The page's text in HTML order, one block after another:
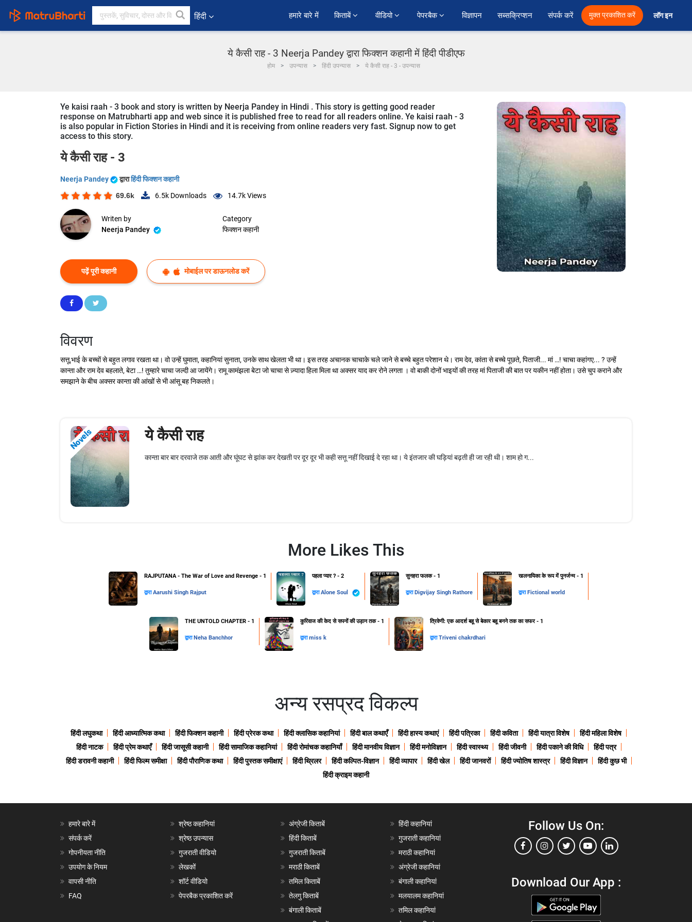
हिंदी हमारे बारे में किताबें वीडियो पेपरबैक विज्ञापन सब्सक्रिप्शन संपर्क करें मुक्त प्रकाशित करें लॉग इन
ये कैसी राह - 3 Neerja Pandey द्वारा फिक्शन कहानी में हिंदी पीडीएफ
होम उपन्यास हिंदी उपन्यास ये कैसी राह - 3 - उपन्यास
Ye kaisi raah - 3 book and story is written by Neerja Pandey in Hindi . This story is getting good reader
response on Matrubharti app and web since it is published free to read for all readers online. Ye kaisi raah - 3
is also popular in Fiction Stories in Hindi and it is receiving from online readers very fast. Signup now to get
access to this story.
ये कैसी राह - 3
Neerja Pandey द्वाराहिंदी फिक्शन कहानी
69.6k 6.5k Downloads 14.7kViews
Writen by
Neerja Pandey
Category
फिक्शन कहानी
पढ़ें पूरी कहानी मोबाईल पर डाऊनलोड करें
विवरण
सत्तू,भाई के बच्चों से बहुत लगाव रखता था। वो उन्हें घुमाता, कहानियां सुनाता, उनके साथ खेलता भी था। इस तरह अचानक चाचाके चले जाने से बच्चे बहुत परेशान थे। राम देव, कांता से बच्चे पूछते, पिताजी... मां …! चाचा कहांगए... ? उन्हें
कान्ता और राम देव बहलाते, बेटा …! तुम्हारे चाचा जल्दी आ जायेंगे। रामू कामंझला बेटा जो चाचा से ज़्यादा हिला मिला था अक्सर याद कर रोने लगता । वो बाकी दोनों भाइयों की तरह मां पिताजी की बात पर यकीन नहीं होता। उसे चुप कराने और
समझाने के बीच अक्सर कान्ता की आंखों से भी आंसू बह निकलते।
Novels ये कैसी राह
कान्ता बार बार दरवाजे तक आती और घूंघट से झांक कर देखती पर दूर दूर भी कही सत्तू नहीं दिखाई दे रहा था। ये इंतजार की घड़ियां बढ़ती ही जा रही थी। शाम हो ग...
More Likes This
RAJPUTANA - The War of Love and Revenge - 1
द्वाराAarushi Singh Rajput
पहला प्यार ? - 2
द्वाराAlone Soul
सुनहरा फलक - 1
द्वारा Digvijay Singh Rathore
खलनायिका के रूप में पुनर्जन्म - 1
द्वारा Fictional world
THE UNTOLD CHAPTER - 1
द्वारा Neha Banchhor
कुरिवाज की केद से सपनों की उड़ान तक - 1
द्वाराmiss k
त्रिवेणी: एक आदर्श बहू से बेकार बहू बनने तक का सफर - 1
द्वाराTriveni chakrdhari
अन्य रसप्रद विकल्प
हिंदी लघुकथा हिंदी आध्यात्मिक कथा हिंदी फिक्शन कहानी हिंदी प्रेरक कथा हिंदी क्लासिक कहानियां हिंदी बाल कथाएँ हिंदी हास्य कथाएं हिंदी पत्रिका हिंदी कविता हिंदी यात्रा विशेष
हिंदी महिला विशेष
हिंदी नाटक
हिंदी प्रेम कथाएँ हिंदी जासूसी कहानी हिंदी सामाजिक कहानियां हिंदी रोमांचक कहानियाँ हिंदी मानवीय विज्ञान हिंदी मनोविज्ञान हिंदी स्वास्थ्य हिंदी जीवनी हिंदी पकाने की विधि
हिंदी पत्र
हिंदी डरावनी कहानी
हिंदी फिल्म समीक्षा हिंदी पौराणिक कथा हिंदी पुस्तक समीक्षाएं हिंदी थ्रिलर हिंदी कल्पित-विज्ञान हिंदी व्यापार हिंदी खेल हिंदी जानवरों हिंदी ज्योतिष शास्त्र हिंदी विज्ञान
हिंदी कुछ भी
हिंदी क्राइम कहानी
हमारे बारे में
संपर्क करें
गोपनीयता नीति
उपयोग के नियम
वापसी नीति
FAQ
श्रेष्ठ कहानियां
श्रेष्ठ उपन्यास
गुजराती वीडियो
लेखकों
शॉर्ट वीडियो
पेपरबैक प्रकाशित करें
अंग्रेजी किताबें
हिंदी किताबें
गुजराती किताबें
मराठी किताबें
तमिल किताबें
तेलगु किताबें
बंगाली किताबें
हिंदी कहानियां
गुजराती कहानियां
मराठी कहानियां
अंग्रेजी कहानियां
बंगाली कहानियां
मलयालम कहानियां
तमिल कहानियां
Follow Us On:
Download Our App :